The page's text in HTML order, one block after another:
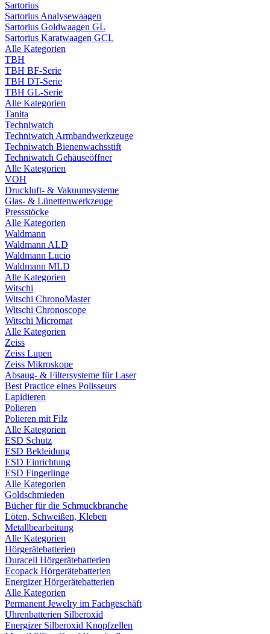
Sartorius
Sartorius Analysewaagen
Sartorius Goldwaagen GL
Sartorius Karatwaagen GCL
Alle Kategorien
TBH
TBH BF-Serie
TBH DT-Serie
TBH GL-Serie
Alle Kategorien
Tanita
Techniwatch
Techniwatch Armbandwerkzeuge
Techniwatch Bienenwachsstift
Techniwatch Gehäuseöffner
Alle Kategorien
VOH
Druckluft- & Vakuumsysteme
Glas- & Lünettenwerkzeuge
Pressstöcke
Alle Kategorien
Waldmann
Waldmann ALD
Waldmann Lucio
Waldmann MLD
Alle Kategorien
Witschi
Witschi ChronoMaster
Witschi Chronoscope
Witschi Micromat
Alle Kategorien
Zeiss
Zeiss Lupen
Zeiss Mikroskope
Absaug- & Filtersysteme für Laser
Best Practice eines Polisseurs
Lapidieren
Polieren
Polieren mit Filz
Alle Kategorien
ESD Schutz
ESD Bekleidung
ESD Einrichtung
ESD Fingerlinge
Alle Kategorien
Goldschmieden
Bücher für die Schmuckbranche
Löten, Schweißen, Kleben
Metallbearbeitung
Alle Kategorien
Hörgerätebatterien
Duracell Hörgerätebatterien
Ecopack Hörgerätebatterien
Energizer Hörgerätebatterien
Alle Kategorien
Permanent Jewelry im Fachgeschäft
Uhrenbatterien Silberoxid
Energizer Silberoxid Knopfzellen